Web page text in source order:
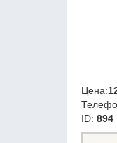
Цена:
ID: 894